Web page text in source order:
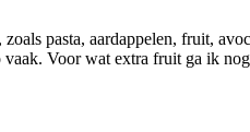
pasta, aardappelen, fruit,
Voor wat extra fruit ga ik